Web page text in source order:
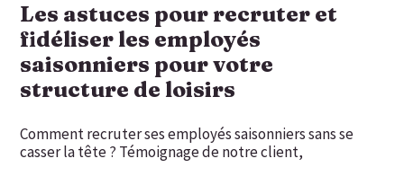
Les astuces pour recruter et
fidéliser les employés
saisonniers pour votre
structure de loisirs
Comment recruter ses employés saisonniers sans se
casser la tête ? Témoignage de notre client,